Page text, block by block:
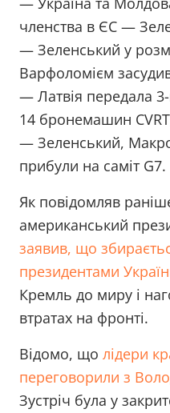
членства в ЄС —
— Зеленський у
Варфоломієм
— Латвія передала
14 бронемашин
— Зеленський,
прибули на саміт G7.
Як повідомляв
американський
заявив, що
президентами
Кремль до миру і
втратах на фронті.
Відомо, що лідери
переговорили з
Зустріч була у